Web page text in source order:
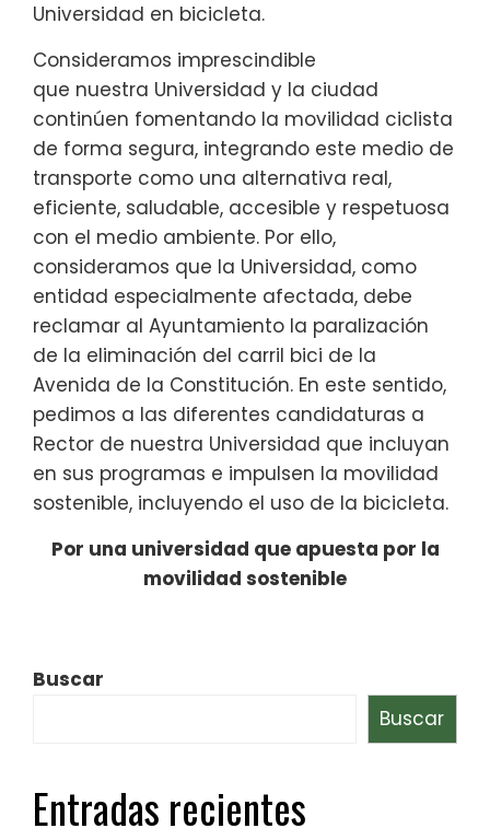
Universidad en bicicleta.
Consideramos imprescindible
que nuestra Universidad y la ciudad
continúen fomentando la movilidad ciclista
de forma segura, integrando este medio de
transporte como una alternativa real,
eficiente, saludable, accesible y respetuosa
con el medio ambiente. Por ello,
consideramos que la Universidad, como
entidad especialmente afectada, debe
reclamar al Ayuntamiento la paralización
de la eliminación del carril bici de la
Avenida de la Constitución. En este sentido,
pedimos a las diferentes candidaturas a
Rector de nuestra Universidad que incluyan
en sus programas e impulsen la movilidad
sostenible, incluyendo el uso de la bicicleta.
Por una universidad que apuesta por la
movilidad sostenible
Buscar
Buscar
Entradas recientes